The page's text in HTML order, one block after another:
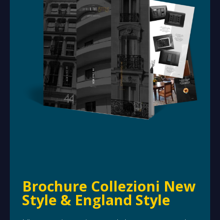
Brochure Collezioni New
Style & England Style